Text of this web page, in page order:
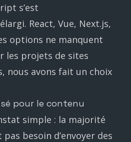
s’est
React, Vue, Next.js,
options ne manquent
les projets de sites
nous avons fait un choix
pour le contenu
simple : la majorité
besoin d’envoyer des